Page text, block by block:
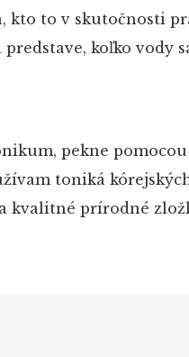
to v skutočnosti
koľko vody
pekne
toniká
kvalitné prírodné